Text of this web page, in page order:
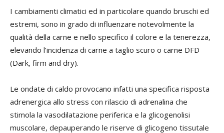
I cambiamenti climatici ed in particolare quando bruschi ed
estremi, sono in grado di influenzare notevolmente la
qualità della carne e nello specifico il colore e la tenerezza,
elevando l’incidenza di carne a taglio scuro o carne DFD
(Dark, firm and dry).
Le ondate di caldo provocano infatti una specifica risposta
adrenergica allo stress con rilascio di adrenalina che
stimola la vasodilatazione periferica e la glicogenolisi
muscolare, depauperando le riserve di glicogeno tissutale